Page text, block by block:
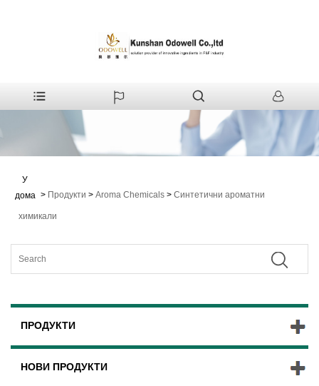
У
дома > Продукти > Aroma Chemicals > Синтетични ароматни
химикали
ПРОДУКТИ
НОВИ ПРОДУКТИ